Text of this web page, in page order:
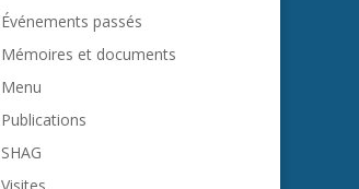
Événements passés
Mémoires et documents
Menu
Publications
SHAG